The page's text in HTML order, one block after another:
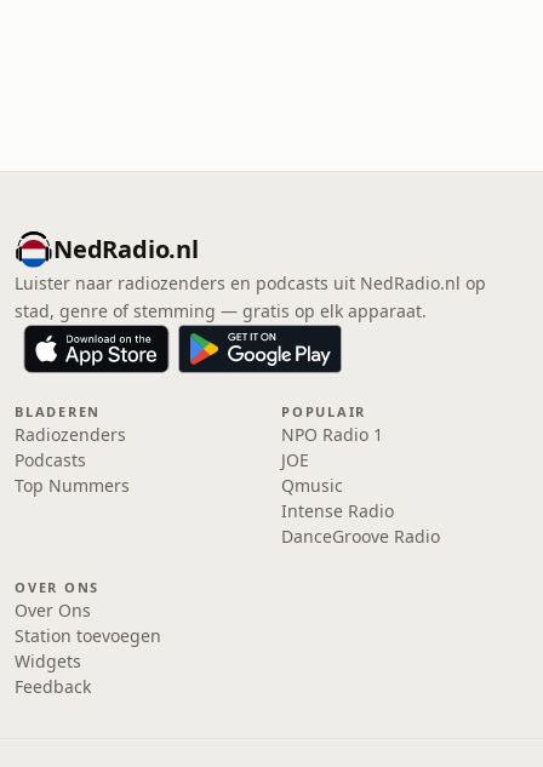
NedRadio.nl
Luister naar radiozenders en podcasts uit NedRadio.nl op
stad, genre of stemming — gratis op elk apparaat.
BLADEREN
Radiozenders
Podcasts
Top Nummers
POPULAIR
NPO Radio 1
JOE
Qmusic
Intense Radio
DanceGroove Radio
OVER ONS
Over Ons
Station toevoegen
Widgets
Feedback